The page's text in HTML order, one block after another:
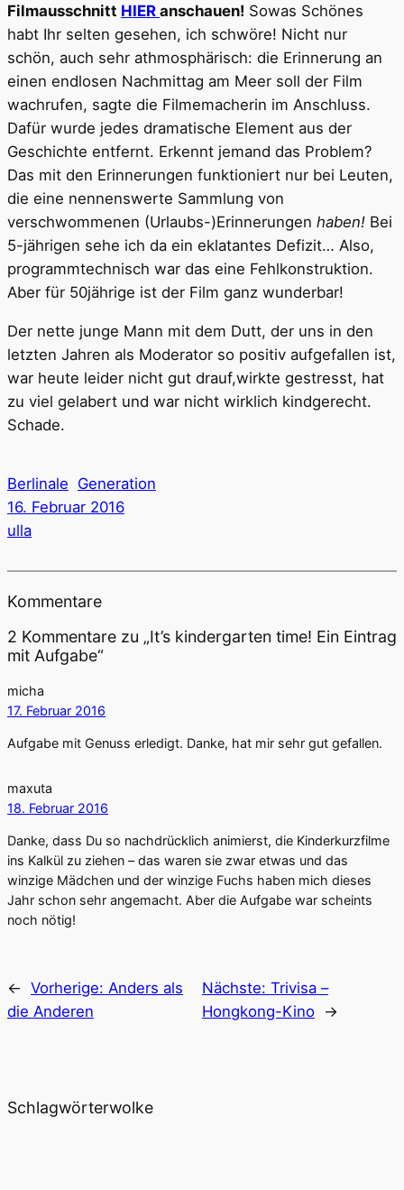
Filmausschnitt HIER anschauen! Sowas Schönes
habt Ihr selten gesehen, ich schwöre! Nicht nur
schön, auch sehr athmosphärisch: die Erinnerung an
einen endlosen Nachmittag am Meer soll der Film
wachrufen, sagte die Filmemacherin im Anschluss.
Dafür wurde jedes dramatische Element aus der
Geschichte entfernt. Erkennt jemand das Problem?
Das mit den Erinnerungen funktioniert nur bei Leuten,
die eine nennenswerte Sammlung von
verschwommenen (Urlaubs-)Erinnerungen haben! Bei
5-jährigen sehe ich da ein eklatantes Defizit… Also,
programmtechnisch war das eine Fehlkonstruktion.
Aber für 50jährige ist der Film ganz wunderbar!
Der nette junge Mann mit dem Dutt, der uns in den
letzten Jahren als Moderator so positiv aufgefallen ist,
war heute leider nicht gut drauf,wirkte gestresst, hat
zu viel gelabert und war nicht wirklich kindgerecht.
Schade.
Berlinale Generation
16. Februar 2016
ulla
Kommentare
2 Kommentare zu „It’s kindergarten time! Ein Eintrag
mit Aufgabe“
micha
17. Februar 2016
Aufgabe mit Genuss erledigt. Danke, hat mir sehr gut gefallen.
maxuta
18. Februar 2016
Danke, dass Du so nachdrücklich animierst, die Kinderkurzfilme
ins Kalkül zu ziehen – das waren sie zwar etwas und das
winzige Mädchen und der winzige Fuchs haben mich dieses
Jahr schon sehr angemacht. Aber die Aufgabe war scheints
noch nötig!
← Vorherige: Anders als
die Anderen
Nächste: Trivisa –
Hongkong-Kino →
Schlagwörterwolke